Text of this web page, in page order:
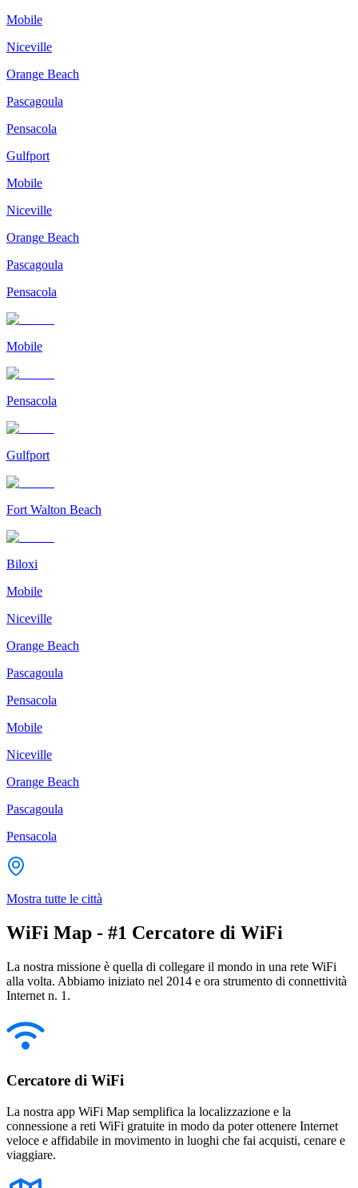
Mobile
Niceville
Orange Beach
Pascagoula
Pensacola
Gulfport
Mobile
Niceville
Orange Beach
Pascagoula
Pensacola
Mobile
Pensacola
Gulfport
Fort Walton Beach
Biloxi
Mobile
Niceville
Orange Beach
Pascagoula
Pensacola
Mobile
Niceville
Orange Beach
Pascagoula
Pensacola
Mostra tutte le città
WiFi Map - #1 Cercatore di WiFi
La nostra missione è quella di collegare il mondo in una rete WiFi
alla volta. Abbiamo iniziato nel 2014 e ora strumento di connettività
Internet n. 1.
Cercatore di WiFi
La nostra app WiFi Map semplifica la localizzazione e la
connessione a reti WiFi gratuite in modo da poter ottenere Internet
veloce e affidabile in movimento in luoghi che fai acquisti, cenare e
viaggiare.